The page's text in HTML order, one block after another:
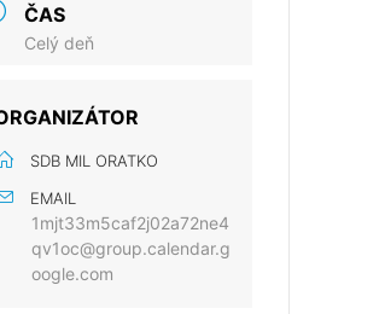
ČAS
Celý deň
SDB MIL ORATKO
EMAIL
1mjt33m5caf2j02a72ne4
qv1oc@group.calendar.g
oogle.com